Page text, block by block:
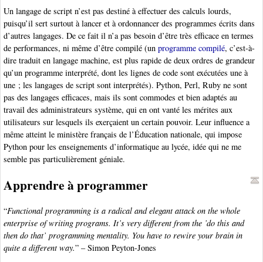
Un langage de script n’est pas destiné à effectuer des calculs lourds,
puisqu’il sert surtout à lancer et à ordonnancer des programmes écrits dans
d’autres langages. De ce fait il n’a pas besoin d’être très efficace en termes
de performances, ni même d’être compilé (un programme compilé, c’est-à-
dire traduit en langage machine, est plus rapide de deux ordres de grandeur
qu’un programme interprété, dont les lignes de code sont exécutées une à
une ; les langages de script sont interprétés). Python, Perl, Ruby ne sont
pas des langages efficaces, mais ils sont commodes et bien adaptés au
travail des administrateurs système, qui en ont vanté les mérites aux
utilisateurs sur lesquels ils exerçaient un certain pouvoir. Leur influence a
même atteint le ministère français de l’Éducation nationale, qui impose
Python pour les enseignements d’informatique au lycée, idée qui ne me
semble pas particulièrement géniale.
Apprendre à programmer
“Functional programming is a radical and elegant attack on the whole
enterprise of writing programs. It’s very different from the ’do this and
then do that’ programming mentality. You have to rewire your brain in
quite a different way.” – Simon Peyton-Jones